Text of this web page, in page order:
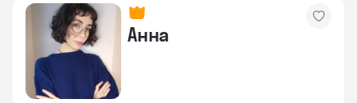
Анна